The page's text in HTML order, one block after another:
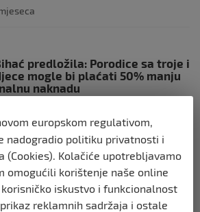
predložila: Porodice sa troje i
mogle bi plaćati 50% manju
naknadu
izabrao kompaniju iz Bihaća
nove službene web stranice
europskom regulativom,
nadogradio politiku privatnosti i
(Cookies). Kolačiće upotrebljavamo
omogućili korištenje naše online
iskustvo i funkcionalnost
reklamnih sadržaja i ostale